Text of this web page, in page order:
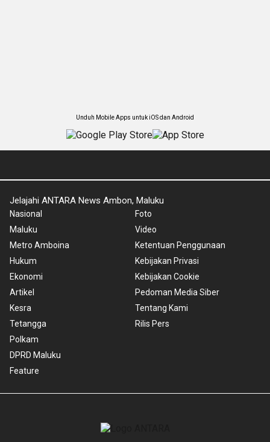
Unduh Mobile Apps untuk iOS dan Android
Jelajahi ANTARA News Ambon, Maluku
Nasional
Maluku
Metro Amboina
Hukum
Ekonomi
Artikel
Kesra
Tetangga
Polkam
DPRD Maluku
Feature
Foto
Video
Ketentuan Penggunaan
Kebijakan Privasi
Kebijakan Cookie
Pedoman Media Siber
Tentang Kami
Rilis Pers